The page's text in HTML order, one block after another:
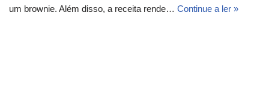
um brownie. Além disso, a receita rende… Continue a ler »